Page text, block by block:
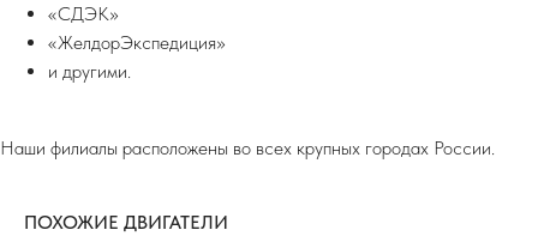
«СДЭК»
«ЖелдорЭкспедиция»
и другими.
Наши филиалы расположены во всех крупных городах России.
ПОХОЖИЕ ДВИГАТЕЛИ